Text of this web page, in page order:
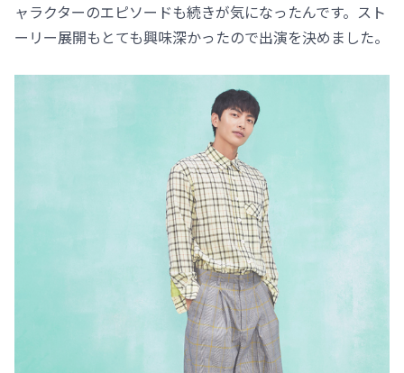
ャラクターのエピソードも続きが気になったんです。スト
ーリー展開もとても興味深かったので出演を決めました。